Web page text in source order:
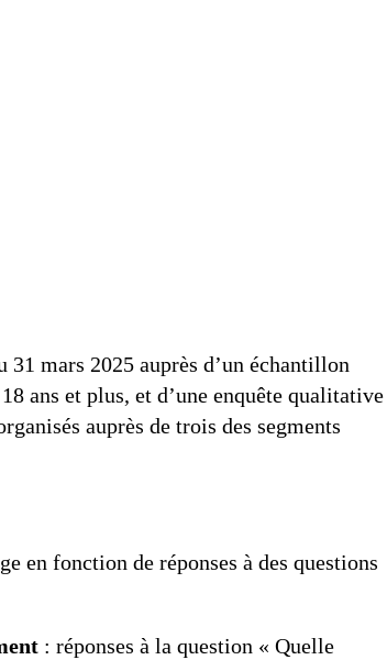
31 mars 2025 auprès d’un échantillon
ans et plus, et d’une enquête qualitative
auprès de trois des segments
en fonction de réponses à des questions
: réponses à la question « Quelle